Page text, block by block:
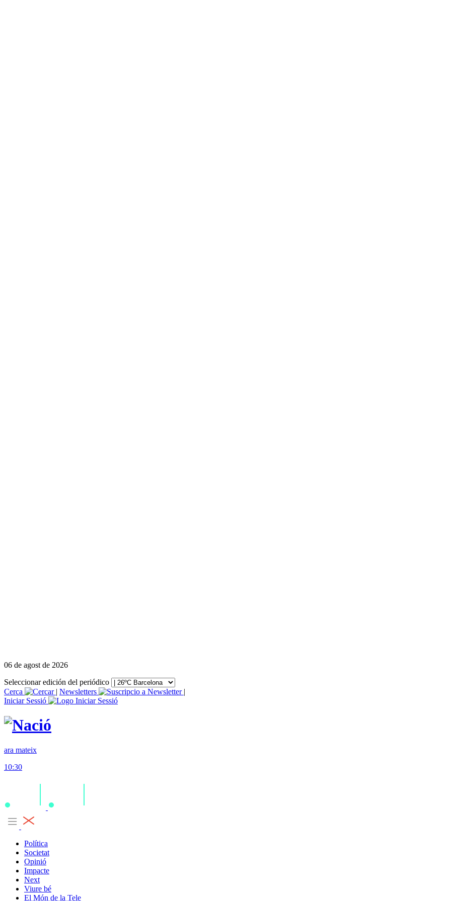
06 de agost de 2026
Seleccionar edición del periódico
Cerca
| Newsletters
|
Iniciar Sessió
ara mateix
10:30
Política
Societat
Opinió
Impacte
Next
Viure bé
El Món de la Tele